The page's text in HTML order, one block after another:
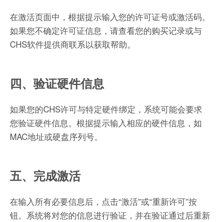
在激活页面中，根据提示输入您的许可证号或激活码。
如果您不确定许可证信息，请查看您的购买记录或与
CHS软件提供商联系以获取帮助。
四、验证硬件信息
如果您的CHS许可与特定硬件绑定，系统可能会要求
您验证硬件信息。根据提示输入相应的硬件信息，如
MAC地址或硬盘序列号。
五、完成激活
在输入所有必要信息后，点击“激活”或“重新许可”按
钮。系统将对您的信息进行验证，并在验证通过后重新